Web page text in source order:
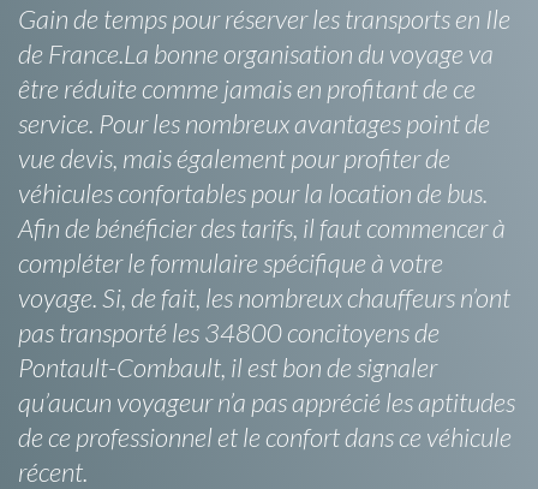
Gain de temps pour réserver les transports en Ile
de France.La bonne organisation du voyage va
être réduite comme jamais en profitant de ce
service. Pour les nombreux avantages point de
vue devis, mais également pour profiter de
véhicules confortables pour la location de bus.
Afin de bénéficier des tarifs, il faut commencer à
compléter le formulaire spécifique à votre
voyage. Si, de fait, les nombreux chauffeurs n’ont
pas transporté les 34800 concitoyens de
Pontault-Combault, il est bon de signaler
qu’aucun voyageur n’a pas apprécié les aptitudes
de ce professionnel et le confort dans ce véhicule
récent.